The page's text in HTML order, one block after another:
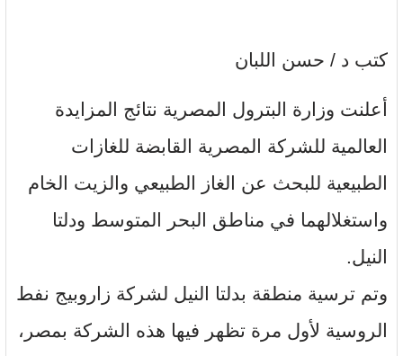
كتب د / حسن اللبان
أعلنت وزارة البترول المصرية نتائج المزايدة
العالمية للشركة المصرية القابضة للغازات
الطبيعية للبحث عن الغاز الطبيعي والزيت الخام
واستغلالهما في مناطق البحر المتوسط ودلتا
النيل.
وتم ترسية منطقة بدلتا النيل لشركة زاروبيج نفط
الروسية لأول مرة تظهر فيها هذه الشركة بمصر،